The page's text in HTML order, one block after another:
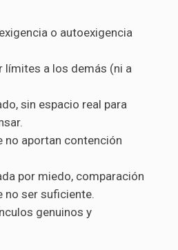
o autoexigencia
límites a los demás (ni a
sin espacio real para
no aportan contención
por miedo, comparación
no ser suficiente.
genuinos y